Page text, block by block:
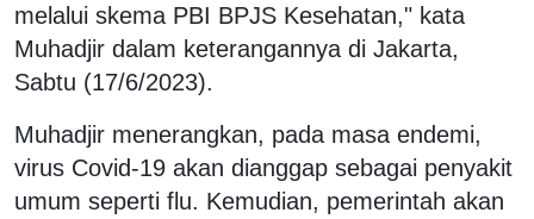
melalui skema PBI BPJS Kesehatan," kata
Muhadjir dalam keterangannya di Jakarta,
Sabtu (17/6/2023).
Muhadjir menerangkan, pada masa endemi,
virus Covid-19 akan dianggap sebagai penyakit
umum seperti flu. Kemudian, pemerintah akan